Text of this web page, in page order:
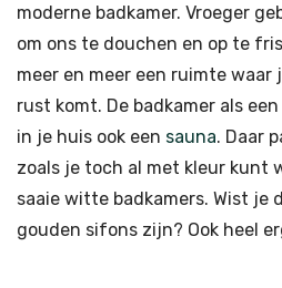
moderne badkamer. Vroeger
om ons te douchen en op te
meer en meer een ruimte
rust komt. De badkamer als
in je huis ook een sauna. Daar
zoals je toch al met kleur kunt
saaie witte badkamers. Wist je
gouden sifons zijn? Ook heel